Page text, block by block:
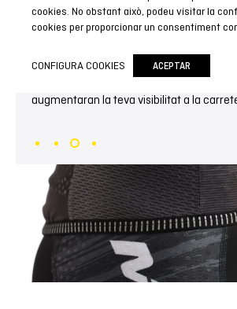
Rivet reflectant 360º
La teva seguretat és el més important: Al
augmentaran la teva visibilitat a la
cookies. No obstant això, podeu visitar la
cookies per proporcionar un consentiment
CONFIGURA COOKIES ACEPTAR